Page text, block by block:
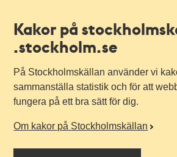
Kakor på
.stockholm.se
På Stockholmskällan använder vi
sammanställa statistik och för att
fungera på ett bra sätt för dig.
Om kakor på Stockholmskällan